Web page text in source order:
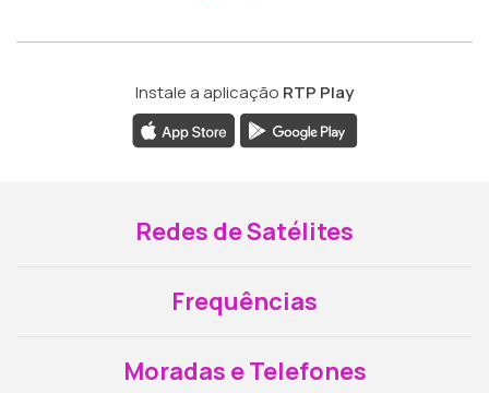
Instale a aplicação RTP Play
Redes de Satélites
Frequências
Moradas e Telefones